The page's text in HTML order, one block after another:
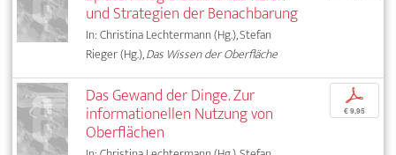
und Strategien der Benachbarung
In: Christina Lechtermann (Hg.), Stefan
Rieger (Hg.),Das Wissen der Oberfläche
Das Gewand der Dinge. Zur
informationellen Nutzung von
Oberflächen
p
€ 9,95